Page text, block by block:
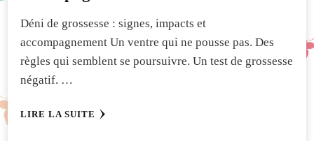
Déni de grossesse : signes, impacts et
accompagnement Un ventre qui ne pousse pas. Des
règles qui semblent se poursuivre. Un test de grossesse
négatif. …
LIRE LA SUITE